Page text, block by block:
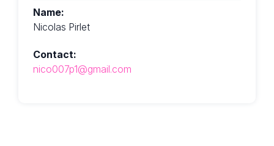
Name:
Nicolas Pirlet
Contact:
nico007p1@gmail.com